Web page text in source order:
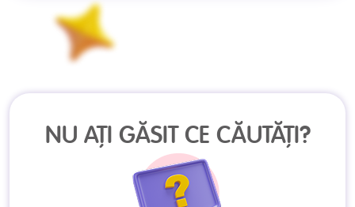
NU AȚI GĂSIT CE CĂUTĂȚI?